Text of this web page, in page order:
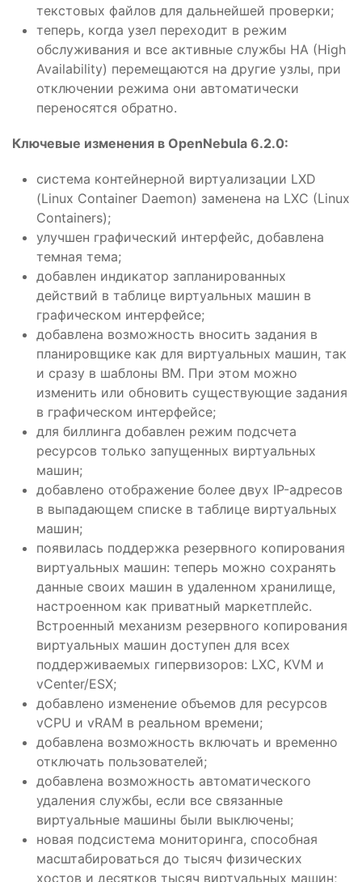
текстовых файлов для дальнейшей проверки;
теперь, когда узел переходит в режим
обслуживания и все активные службы HA (High
Availability) перемещаются на другие узлы, при
отключении режима они автоматически
переносятся обратно.
Ключевые изменения в OpenNebula 6.2.0:
система контейнерной виртуализации LXD
(Linux Container Daemon) заменена на LXC (Linux
Containers);
улучшен графический интерфейс, добавлена
темная тема;
добавлен индикатор запланированных
действий в таблице виртуальных машин в
графическом интерфейсе;
добавлена возможность вносить задания в
планировщике как для виртуальных машин, так
и сразу в шаблоны ВМ. При этом можно
изменить или обновить существующие задания
в графическом интерфейсе;
для биллинга добавлен режим подсчета
ресурсов только запущенных виртуальных
машин;
добавлено отображение более двух IP-адресов
в выпадающем списке в таблице виртуальных
машин;
появилась поддержка резервного копирования
виртуальных машин: теперь можно сохранять
данные своих машин в удаленном хранилище,
настроенном как приватный маркетплейс.
Встроенный механизм резервного копирования
виртуальных машин доступен для всех
поддерживаемых гипервизоров: LXC, KVM и
vCenter/ESX;
добавлено изменение объемов для ресурсов
vCPU и vRAM в реальном времени;
добавлена возможность включать и временно
отключать пользователей;
добавлена возможность автоматического
удаления службы, если все связанные
виртуальные машины были выключены;
новая подсистема мониторинга, способная
масштабироваться до тысяч физических
хостов и десятков тысяч виртуальных машин;